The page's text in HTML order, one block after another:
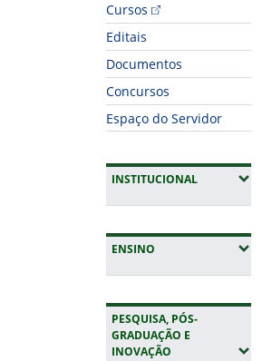
Cursos
Editais
Documentos
Concursos
Espaço do Servidor
INSTITUCIONAL(EXPANDIR
ENSINO (EXPANDIR
PESQUISA, PÓS-
GRADUAÇÃO E
INOVAÇÃO (EXPANDIR